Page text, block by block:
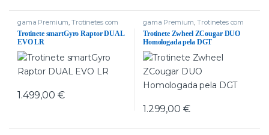
gama Premium,Trotinetes com
dois motores Trotinetes delivery
Trotinete smartGyro Raptor DUAL
EVO LR
1.499,00 €
gama Premium,Trotinetes com
dois motores, Trotinetes delivery
zwheel
Trotinete Zwheel ZCougar DUO
Homologada pela DGT
1.299,00 €